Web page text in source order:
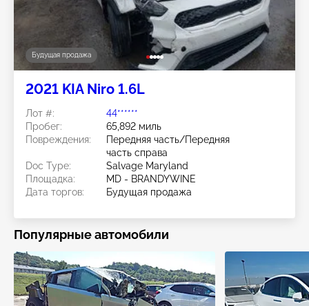
Будущая продажа
2021 KIA Niro 1.6L
Лот #:
44******
Пробег:
65,892 миль
Повреждения:
Передняя часть/Передняя
часть справа
Doc Type:
Salvage Maryland
Площадка:
MD - BRANDYWINE
Дата торгов:
Будущая продажа
Популярные автомобили